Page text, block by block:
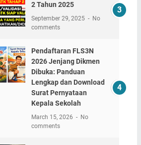
2 Tahun 2025
September 29, 2025
No
comments
Pendaftaran FLS3N
2026 Jenjang Dikmen
Dibuka: Panduan
Lengkap dan Download
Surat Pernyataan
Kepala Sekolah
March 15, 2026
No
comments